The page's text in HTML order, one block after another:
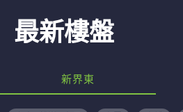
最新樓盤
新界東